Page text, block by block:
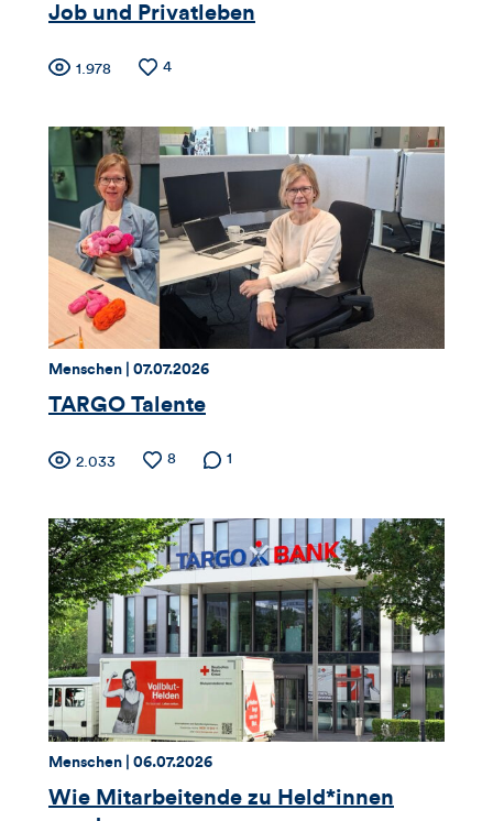
Job und Privatleben
Zähler
für
Views,
Likes
und
Kommentare
dieses
Artikels
Anzahl
1.978
Anzahl
4
Thema:
Menschen | Datum:
07.07.2026
TARGO Talente
Zähler
für
Views,
Likes
und
Kommentare
dieses
Artikels
Anzahl2.033
Anzahl
8
Anzahl der
1
Thema:
Menschen | Datum:
06.07.2026
Wie Mitarbeitende zu Held*innen